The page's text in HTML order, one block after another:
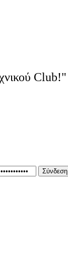
Club!"
Σύνδεση